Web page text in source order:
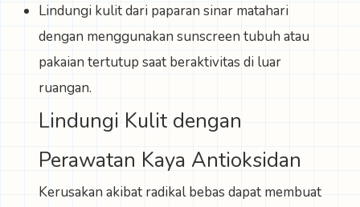
Lindungi kulit dari paparan sinar matahari
dengan menggunakan sunscreen tubuh atau
pakaian tertutup saat beraktivitas di luar
ruangan.
Lindungi Kulit dengan
Perawatan Kaya Antioksidan
Kerusakan akibat radikal bebas dapat membuat